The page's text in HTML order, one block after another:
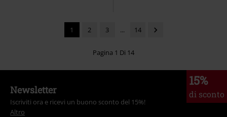
1 2 3 ... 14
Pagina 1 Di 14
15%
di sconto
Newsletter
Iscriviti ora e ricevi un buono sconto del 15%!
Altro